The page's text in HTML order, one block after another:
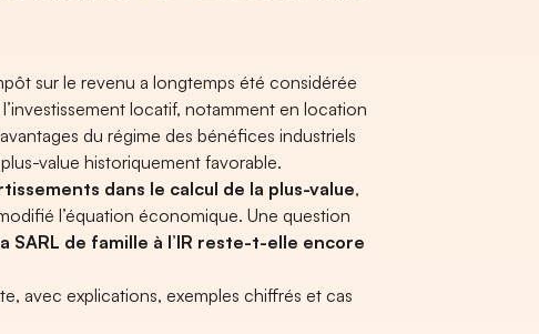
sur le revenu a longtemps été considérée
locatif, notamment en location
du régime des bénéfices industriels
value historiquement favorable.
dans le calcul de la plus-value,
l’équation économique. Une question
SARL de famille à l’IR reste-t-elle encore
avec explications, exemples chiffrés et cas